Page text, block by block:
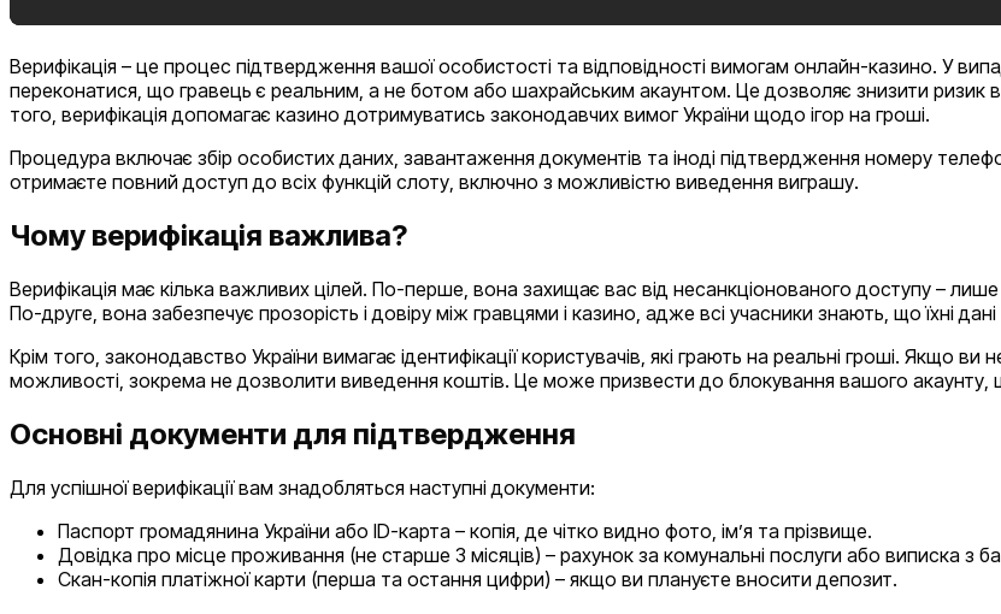
Верифікація – це процес підтвердження вашої особистості та відповідності вимогам онлайн-казино. У
переконатися, що гравець є реальним, а не ботом або шахрайським акаунтом. Це дозволяє знизити ризик
того, верифікація допомагає казино дотримуватись законодавчих вимог України щодо ігор на гроші.
Процедура включає збір особистих даних, завантаження документів та іноді підтвердження номеру
отримаєте повний доступ до всіх функцій слоту, включно з можливістю виведення виграшу.
Чому верифікація важлива?
Верифікація має кілька важливих цілей. По-перше, вона захищає вас від несанкціонованого доступу –
По-друге, вона забезпечує прозорість і довіру між гравцями і казино, адже всі учасники знають, що їхні дані
Крім того, законодавство України вимагає ідентифікації користувачів, які грають на реальні гроші. Якщо
можливості, зокрема не дозволити виведення коштів. Це може призвести до блокування вашого акаунту,
Основні документи для підтвердження
Для успішної верифікації вам знадобляться наступні документи:
Паспорт громадянина України або ID-карта – копія, де чітко видно фото, ім’я та прізвище.
Довідка про місце проживання (не старше 3 місяців) – рахунок за комунальні послуги або виписка з
Скан-копія платіжної карти (перша та остання цифри) – якщо ви плануєте вносити депозит.